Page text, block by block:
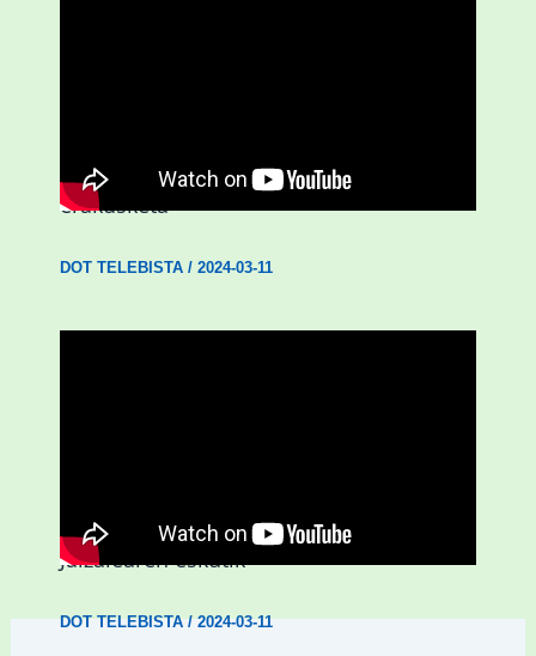
D3.0| ‘Emakumeak Aberria eginez’
erakusketa
DOT TELEBISTA/ 2024-03-11
D3.0| Hiruzulo Folk jaialdia
Jaizalearen eskutik
DOT TELEBISTA/2024-03-11